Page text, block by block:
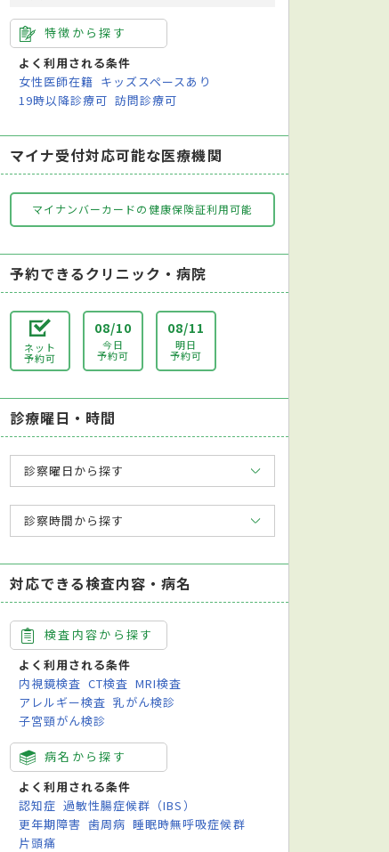
特徴から探す
よく利用される条件
女性医師在籍 キッズスペースあり
19時以降診療可 訪問診療可
マイナ受付対応可能な医療機関
マイナンバーカードの健康保険証利用可能
予約できるクリニック・病院
ネット
予約可
08/10
今日
予約可
08/11
明日
予約可
診療曜日・時間
診察曜日から探す
診察時間から探す
対応できる検査内容・病名
検査内容から探す
よく利用される条件
内視鏡検査 CT検査 MRI検査
アレルギー検査 乳がん検診
子宮頸がん検診
病名から探す
よく利用される条件
認知症 過敏性腸症候群（IBS）
更年期障害 歯周病 睡眠時無呼吸症候群
片頭痛